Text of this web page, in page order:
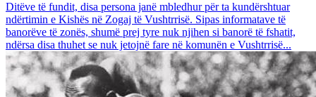
Ditëve të fundit, disa persona janë mbledhur për ta kundërshtuar
ndërtimin e Kishës në Zogaj të Vushtrrisë. Sipas informatave të
banorëve të zonës, shumë prej tyre nuk njihen si banorë të fshatit,
ndërsa disa thuhet se nuk jetojnë fare në komunën e Vushtrrisë...